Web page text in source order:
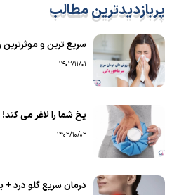
پربازدیدترین مطالب
سریع ترین و
1402/11/01
یخ شما را لاغر می کند!
1402/10/02
درمان سریع گلو درد +